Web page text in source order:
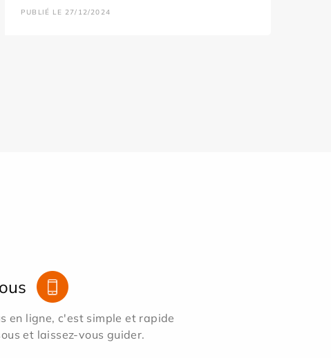
PUBLIÉ LE 27/12/2024
en ligne, c'est simple et rapide
et laissez-vous guider.